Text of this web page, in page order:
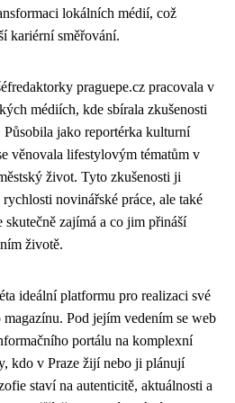
lokálních médií, což
kariérní směřování.
praguepe.cz pracovala v
médiích, kde sbírala zkušenosti
jako reportérka kulturní
věnovala lifestylovým tématům v
život. Tyto zkušenosti ji
novinářské práce, ale také
skutečně zajímá a co jim přináší
životě.
ideální platformu pro realizaci své
Pod jejím vedením se web
portálu na komplexní
kdo v Praze žijí nebo ji plánují
staví na autenticitě, aktuálnosti a